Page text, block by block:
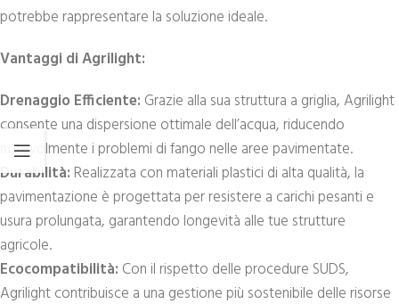
potrebbe rappresentare la soluzione ideale.
Vantaggi di Agrilight:
Drenaggio Efficiente: Grazie alla sua struttura a griglia, Agrilight
consente una dispersione ottimale dell’acqua, riducendo
notevolmente i problemi di fango nelle aree pavimentate.
Durabilità: Realizzata con materiali plastici di alta qualità, la
pavimentazione è progettata per resistere a carichi pesanti e
usura prolungata, garantendo longevità alle tue strutture
agricole.
Ecocompatibilità: Con il rispetto delle procedure SUDS,
Agrilight contribuisce a una gestione più sostenibile delle risorse